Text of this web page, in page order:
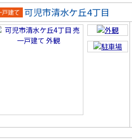
戸建
可児市清水ケ丘4丁目